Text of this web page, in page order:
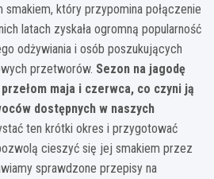
smakiem, który przypomina połączenie
latach zyskała ogromną popularność
odżywiania i osób poszukujących
przetworów. Sezon na jagodę
maja i czerwca, co czyni ją
dostępnych w naszych
ten krótki okres i przygotować
cieszyć się jej smakiem przez
sprawdzone przepisy na